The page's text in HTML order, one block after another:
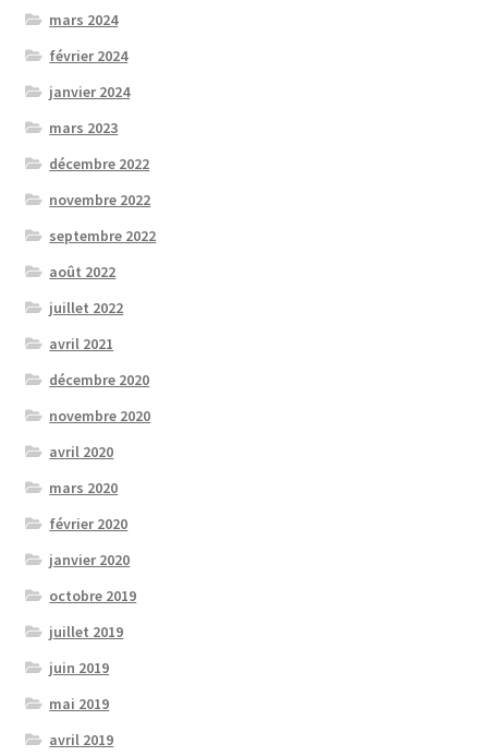
mars 2024
février 2024
janvier 2024
mars 2023
décembre 2022
novembre 2022
septembre 2022
août 2022
juillet 2022
avril 2021
décembre 2020
novembre 2020
avril 2020
mars 2020
février 2020
janvier 2020
octobre 2019
juillet 2019
juin 2019
mai 2019
avril 2019